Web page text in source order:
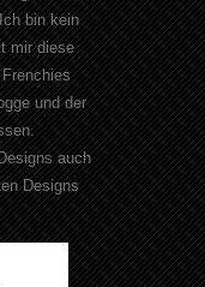
bin kein
mir diese
und der
auch
Designs